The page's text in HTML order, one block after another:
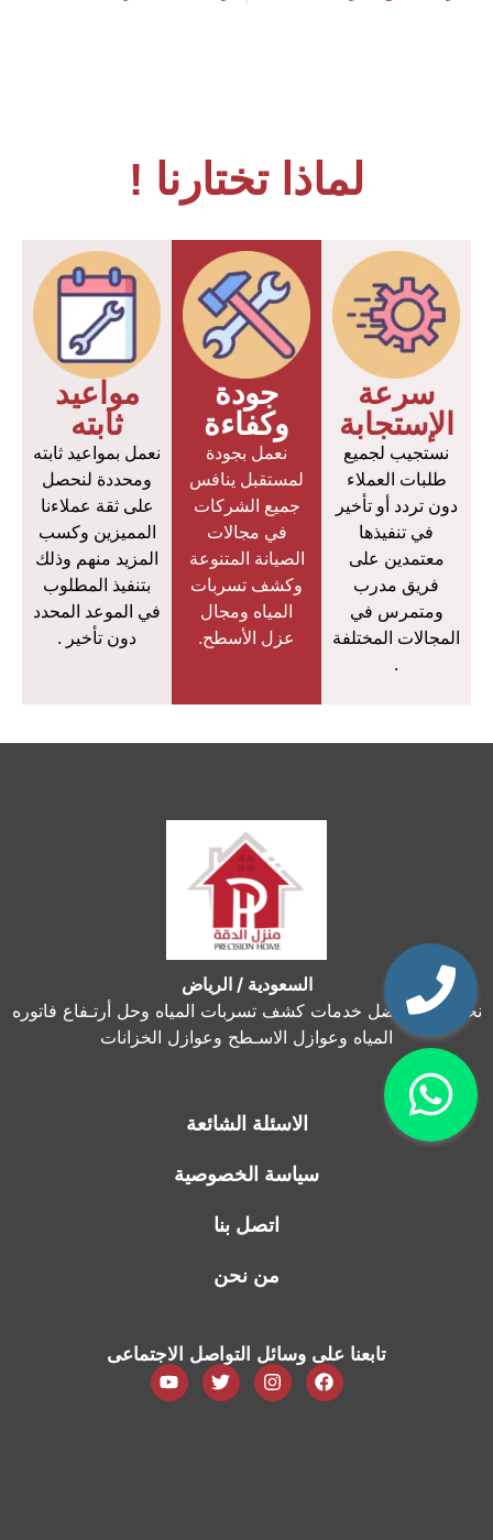
لماذا تختارنا !
سرعة
الإستجابة
نستجيب لجميع
طلبات العملاء
دون تردد أو تأخير
في تنفيذها
معتمدين على
فريق مدرب
ومتمرس في
المجالات المختلفة
.
جودة
وكفاءة
نعمل بجودة
لمستقبل ينافس
جميع الشركات
في مجالات
الصيانة المتنوعة
وكشف تسربات
المياه ومجال
عزل الأسطح.
مواعيد
ثابته
نعمل بمواعيد ثابته
ومحددة لنحصل
على ثقة عملاءنا
المميزين وكسب
المزيد منهم وذلك
بتنفيذ المطلوب
في الموعد المحدد
دون تأخير .
السعودية / الرياض
نحن نقدم أفضل خدمات كشف تسربات المياه وحل أرتـفاع فاتوره
المياه وعوازل الاسـطح وعوازل الخزانات
الاسئلة الشائعة
سياسة الخصوصية
اتصل بنا
من نحن
تابعنا على وسائل التواصل الاجتماعى